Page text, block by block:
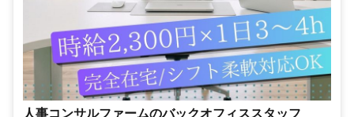
人事コンサルファームのバックオフィススタッフ